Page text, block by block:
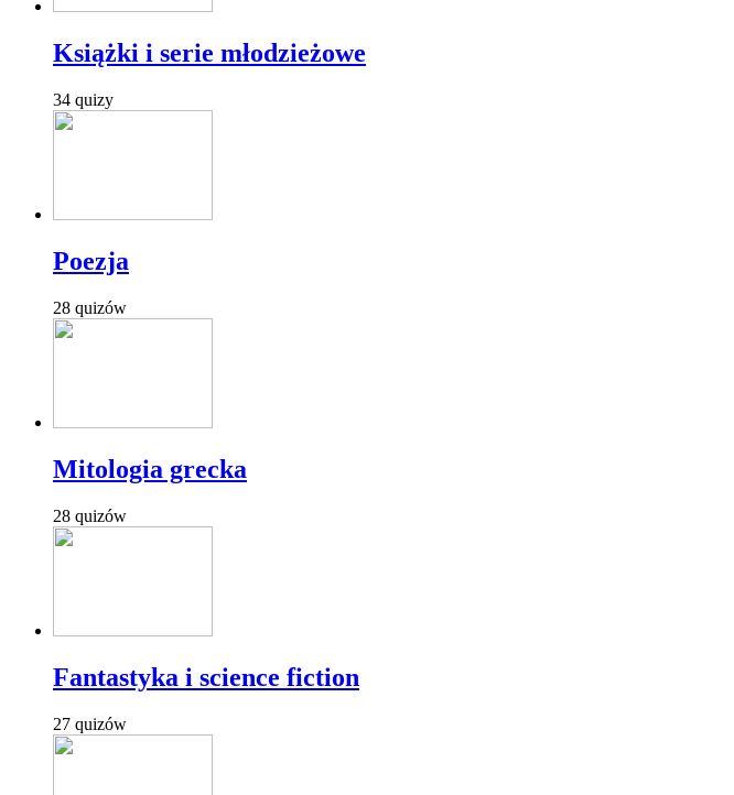
Książki i serie młodzieżowe
34 quizy
Poezja
28 quizów
Mitologia grecka
28 quizów
Fantastyka i science fiction
27 quizów